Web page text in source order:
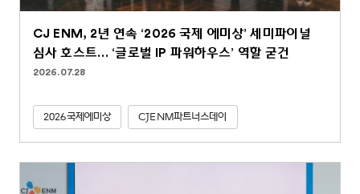
CJ ENM, 2년 연속 ‘2026 국제 에미상’ 세미파이널
심사 호스트… ‘글로벌 IP 파워하우스’ 역할 굳건
2026.07.28
2026국제에미상 CJENM파트너스데이